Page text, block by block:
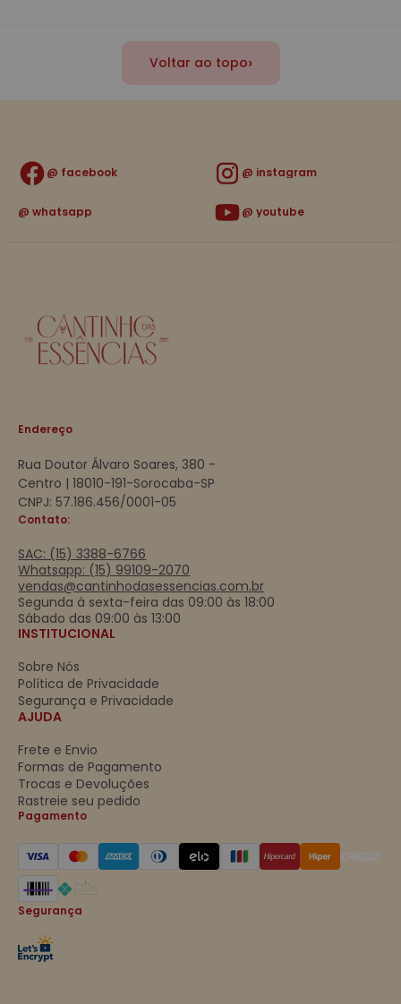
Voltar ao topo›
facebook instagram
whatsapp youtube
Endereço
Rua Doutor Álvaro Soares, 380 -
Centro | 18010-191-Sorocaba-SP
CNPJ: 57.186.456/0001-05
Contato:
SAC: (15) 3388-6766
Whatsapp: (15) 99109-2070
vendas@cantinhodasessencias.com.br
Segunda à sexta-feira das 09:00 às 18:00
Sábado das 09:00 às 13:00
INSTITUCIONAL
Sobre Nós
Política de Privacidade
Segurança e Privacidade
AJUDA
Frete e Envio
Formas de Pagamento
Trocas e Devoluções
Rastreie seu pedido
Pagamento
Segurança